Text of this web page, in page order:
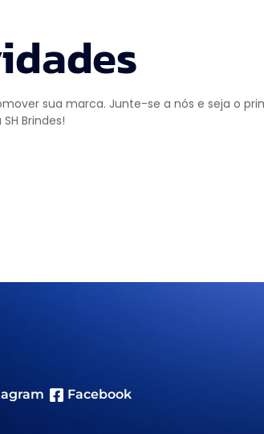
sua marca. Junte-se a nós e seja o
Brindes!
Facebook